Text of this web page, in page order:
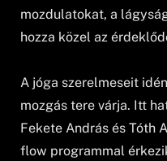
mozdulatokat, a
hozza közel az
A jóga szerelmeseit
mozgás tere várja. Itt
Fekete András és Tóth
flow programmal